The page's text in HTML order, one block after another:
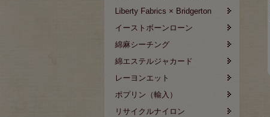
Liberty Fabrics × Bridgerton
イーストボーンローン
綿麻シーチング
綿エステルジャカード
レーヨンエット
ポプリン（輸入）
リサイクルナイロン